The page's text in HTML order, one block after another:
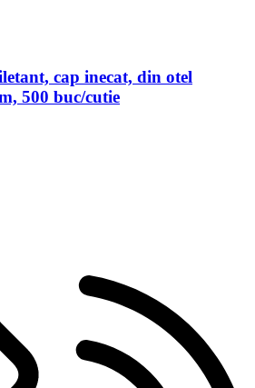
cap inecat, din otel
500 buc/cutie